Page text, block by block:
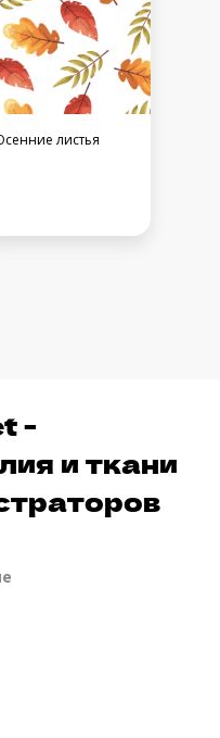
листья
-
и ткани